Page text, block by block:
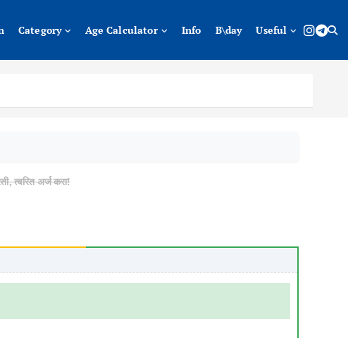
त्वरित अर्ज करा!
Category Age Calculator Info B\day Useful